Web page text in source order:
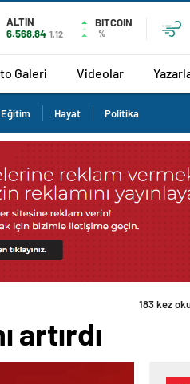
ALTIN
6.568,84 1,12
BITCOIN
%
Galeri Videolar
Eğitim Hayat Politika
183 kez
artırdı